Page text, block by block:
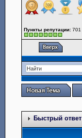
Пункты репутации: 701
Быстрый ответ